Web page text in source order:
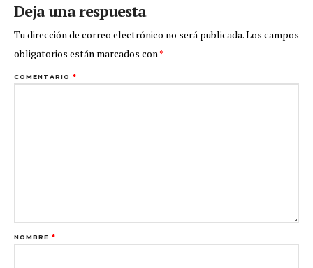
Deja una respuesta
Tu dirección de correo electrónico no será publicada.Los campos
obligatorios están marcados con*
COMENTARIO *
NOMBRE *